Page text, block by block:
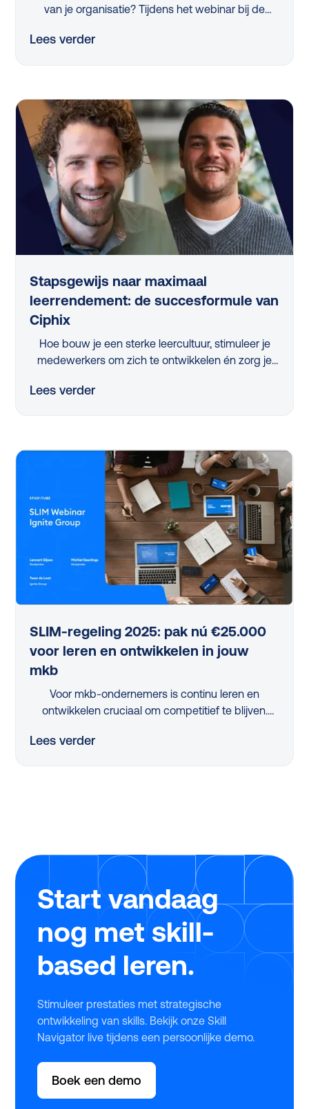
van je organisatie? Tijdens het webinar bij de
professor Nick van Dam 7 concrete tips die iedere
artikel vind je de belangrijkste inzichten op een rij.
Lees verder
Stapsgewijs naar maximaal
leerrendement: de succesformule van
Ciphix
Hoe bouw je een sterke leercultuur, stimuleer je
medewerkers om zich te ontwikkelen én zorg je
Tijdens het webinar 'Stapsgewijs naar maximaal
Stoer (Studytube) deelden praktische inzichten en
Ciphix’ bewezen aanpak, waarbij de ‘10% regel’
centraal staat. Ontdek in dit webinar-verslag hoe
je leren slim en gefaseerd oppakt en ontwikkeling
niet alleen toegankelijk, maar ook direct waardevol
maakt voor je organisatie.
Lees verder
SLIM-regeling 2025: pak nú €25.000
voor leren en ontwikkelen in jouw
mkb
Voor mkb-ondernemers is continu leren en
ontwikkelen cruciaal om competitief te blijven.
flinke uitdaging. Dus, hoe pak je dit slim aan?
stress, snel en eenvoudig gebruikmaakt van deze
regeling.
Lees verder
Start vandaag
nog met skill-
based leren.
Stimuleer prestaties met strategische
ontwikkeling van skills. Bekijk onze Skill
Navigator live tijdens een persoonlijke demo.
Boek een demo